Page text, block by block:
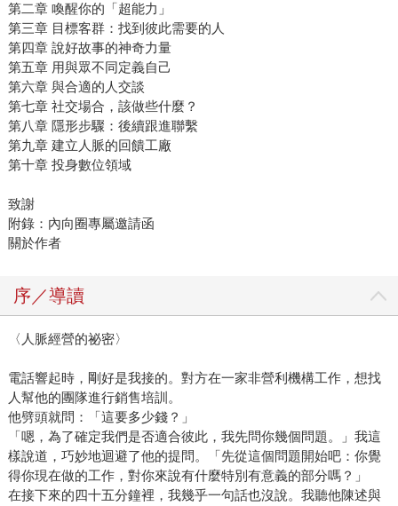
第二章 喚醒你的「超能力」
第三章 目標客群：找到彼此需要的人
第四章 說好故事的神奇力量
第五章 用與眾不同定義自己
第六章 與合適的人交談
第七章 社交場合，該做些什麼？
第八章 隱形步驟：後續跟進聯繫
第九章 建立人脈的回饋工廠
第十章 投身數位領域
致謝
附錄：內向圈專屬邀請函
關於作者
序／導讀
〈人脈經營的祕密〉
電話響起時，剛好是我接的。對方在一家非營利機構工作，想找
人幫他的團隊進行銷售培訓。
他劈頭就問：「這要多少錢？」
「嗯，為了確定我們是否適合彼此，我先問你幾個問題。」我這
樣說道，巧妙地迴避了他的提問。「先從這個問題開始吧：你覺
得你現在做的工作，對你來說有什麼特別有意義的部分嗎？」
在接下來的四十五分鐘裡，我幾乎一句話也沒說。我聽他陳述與